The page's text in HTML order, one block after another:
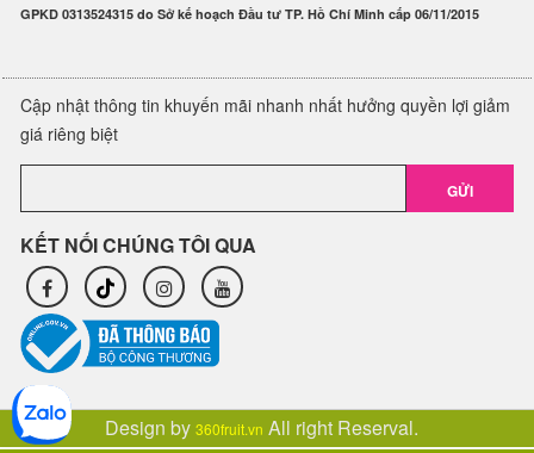
GPKD 0313524315 do Sở kế hoạch Đầu tư TP. Hồ Chí Minh cấp 06/11/2015
Cập nhật thông tin khuyến mãi nhanh nhất hưởng quyền lợi giảm
giá riêng biệt
GỬI
KẾT NỐI CHÚNG TÔI QUA
Design by 360fruit.vn All right Reserval.